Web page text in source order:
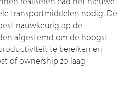
transportmiddelen nodig. De
nauwkeurig op de
afgestemd om de hoogst
te bereiken en
of ownership zo laag